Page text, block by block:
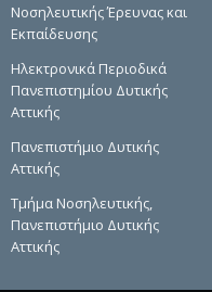
Νοσηλευτικής Έρευνας και
Εκπαίδευσης
Ηλεκτρονικά Περιοδικά
Πανεπιστημίου Δυτικής
Αττικής
Πανεπιστήμιο Δυτικής
Αττικής
Τμήμα Νοσηλευτικής,
Πανεπιστήμιο Δυτικής
Αττικής